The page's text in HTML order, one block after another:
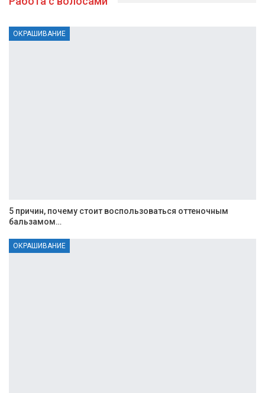
ОКРАШИВАНИЕ
5 причин, почему стоит воспользоваться оттеночным
бальзамом…
ОКРАШИВАНИЕ